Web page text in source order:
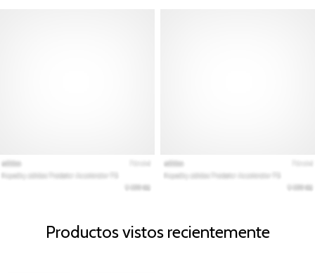
Productos vistos recientemente